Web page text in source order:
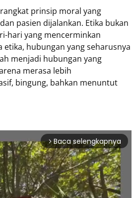
prinsip moral yang
pasien dijalankan. Etika bukan
hari yang mencerminkan
hubungan yang seharusnya
menjadi hubungan yang
merasa lebih
bingung, bahkan menuntut
arrow_forward_ios Baca selengkapnya